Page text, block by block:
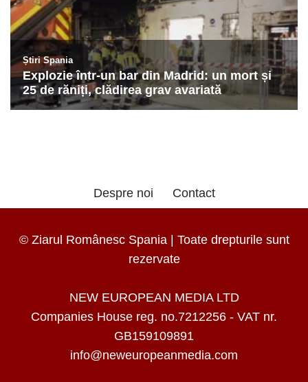
Despre noi Contact
© Ziarul Românesc Spania | Toate drepturile sunt
rezervate
NEW EUROPEAN MEDIA LTD
Companies House reg. no.7212256 - VAT nr.
GB159109891
info@neweuropeanmedia.com